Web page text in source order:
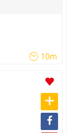
10m